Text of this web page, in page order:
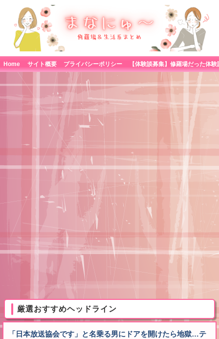
Home サイト概要 プライバシーポリシー
厳選おすすめヘッドライン
「日本放送協会です」と名乗る男にドアを開けたら地獄…テ